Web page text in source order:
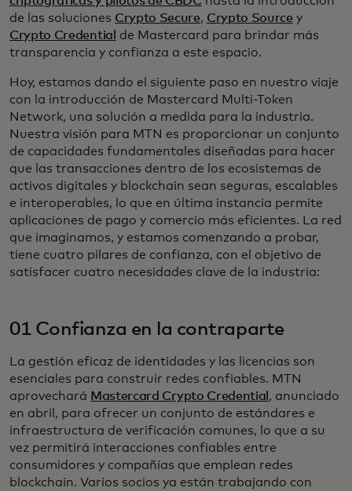
de las soluciones Crypto Secure, Crypto Source y
Crypto Credential
de Mastercard para brindar más
transparencia y confianza a este espacio.
Hoy, estamos dando el siguiente paso en nuestro viaje
con la introducción de Mastercard Multi-Token
Network, una solución a medida para la industria.
Nuestra visión para MTN es proporcionar un conjunto
de capacidades fundamentales diseñadas para hacer
que las transacciones dentro de los ecosistemas de
activos digitales y blockchain sean seguras, escalables
e interoperables, lo que en última instancia permite
aplicaciones de pago y comercio más eficientes. La red
que imaginamos, y estamos comenzando a probar,
tiene cuatro pilares de confianza, con el objetivo de
satisfacer cuatro necesidades clave de la industria:
01 Confianza en la contraparte
La gestión eficaz de identidades y las licencias son
esenciales para construir redes confiables. MTN
aprovechará Mastercard Crypto Credential , anunciado
en abril, para ofrecer un conjunto de estándares e
infraestructura de verificación comunes, lo que a su
vez permitirá interacciones confiables entre
consumidores y compañías que emplean redes
blockchain. Varios socios ya están trabajando con